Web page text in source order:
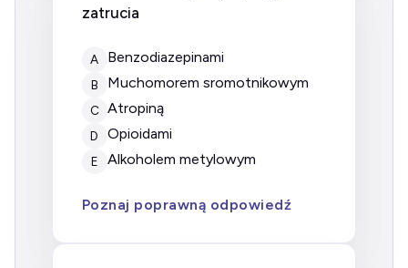
zatrucia
A benzodiazepinami
B muchomorem sromotnikowym
C atropiną
D opioidami
E alkoholem metylowym
Poznaj poprawną odpowiedź